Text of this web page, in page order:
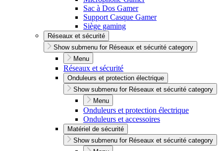
Sac à Dos Gamer
Support Casque Gamer
Siège gaming
Réseaux et sécurité
Show submenu for Réseaux et sécurité category
Menu
Réseaux et sécurité
Onduleurs et protection électrique
Show submenu for Réseaux et sécurité category
Menu
Onduleurs et protection électrique
Onduleurs et accessoires
Matériel de sécurité
Show submenu for Réseaux et sécurité category